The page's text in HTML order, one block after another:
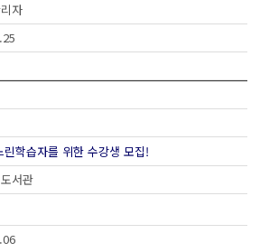
자
린학습자를 위한 수강생 모집!
서관